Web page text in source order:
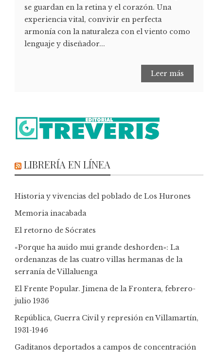
se guardan en la retina y el corazón. Una
experiencia vital, convivir en perfecta
armonía con la naturaleza con el viento como
lenguaje y diseñador...
Leer más
LIBRERÍA EN LÍNEA
Historia y vivencias del poblado de Los Hurones
Memoria inacabada
El retorno de Sócrates
«Porque ha auido mui grande deshorden»: La
ordenanzas de las cuatro villas hermanas de la
serranía de Villaluenga
El Frente Popular. Jimena de la Frontera, febrero-
julio 1936
República, Guerra Civil y represión en Villamartín,
1931-1946
Gaditanos deportados a campos de concentración